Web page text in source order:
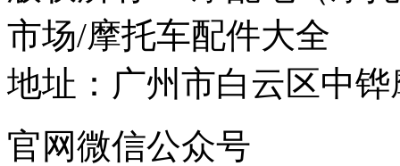
市场/摩托车配件大全
地址：广州市白云区中
官网微信公众号